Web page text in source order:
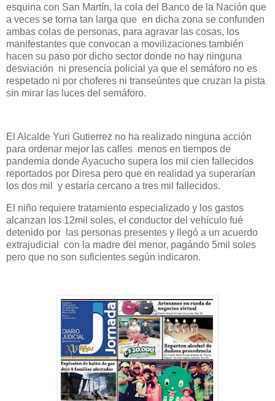
esquina con San Martín, la cola del Banco de la Nación que
a veces se torna tan larga que en dicha zona se confunden
ambas colas de personas, para agravar las cosas, los
manifestantes que convocan a movilizaciones también
hacen su paso por dicho sector donde no hay ninguna
desviación ni presencia policial ya que el semáforo no es
respetado ni por choferes ni transeúntes que cruzan la pista
sin mirar las luces del semáforo.
El Alcalde Yuri Gutierrez no ha realizado ninguna acción
para ordenar mejor las calles menos en tiempos de
pandemia donde Ayacucho supera los mil cien fallecidos
reportados por Diresa pero que en realidad ya superarían
los dos mil y estaría cercano a tres mil fallecidos.
El niño requiere tratamiento especializado y los gastos
alcanzan los 12mil soles, el conductor del vehículo fué
detenido por las personas presentes y llegó a un acuerdo
extrajudicial con la madre del menor, pagándo 5mil soles
pero que no son suficientes según indicaron.